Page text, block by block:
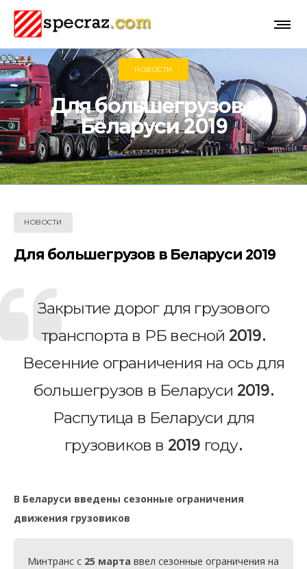
НОВОСТИ
Для большегрузов в
Беларуси 2019
НОВОСТИ
Для большегрузов в Беларуси 2019
Закрытие дорог для грузового
транспорта в РБ весной 2019.
Весенние ограничения на ось для
большегрузов в Беларуси 2019.
Распутица в Беларуси для
грузовиков в 2019 году.
В Беларуси введены сезонные ограничения
движения грузовиков
Минтранс с 25 марта ввел сезонные ограничения на